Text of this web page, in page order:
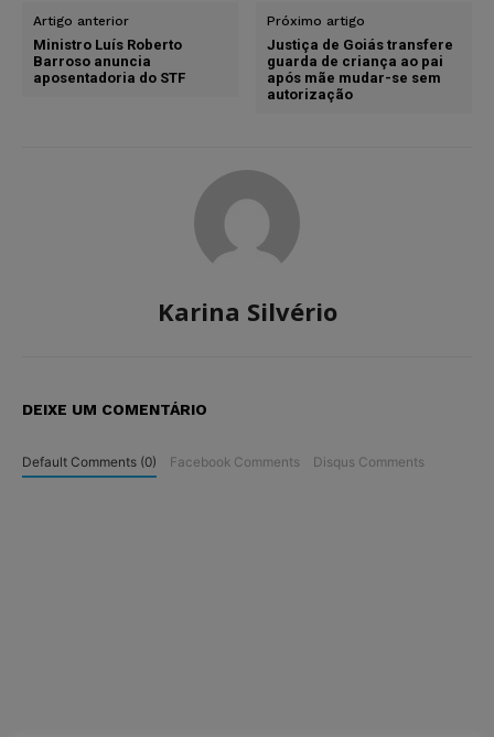
Artigo anterior
Ministro Luís Roberto
Barroso anuncia
aposentadoria do STF
Próximo artigo
Justiça de Goiás transfere
guarda de criança ao pai
após mãe mudar-se sem
autorização
Karina Silvério
DEIXE UM COMENTÁRIO
Default Comments (0) Facebook Comments Disqus Comments